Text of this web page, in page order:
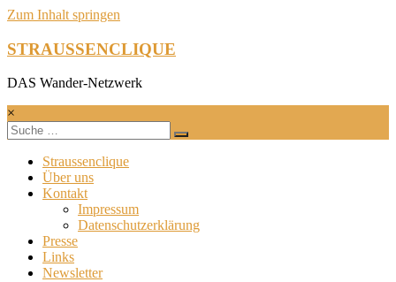
Zum Inhalt springen
STRAUSSENCLIQUE
DAS Wander-Netzwerk
×
Straussenclique
Über uns
Kontakt
Impressum
Datenschutzerklärung
Presse
Links
Newsletter